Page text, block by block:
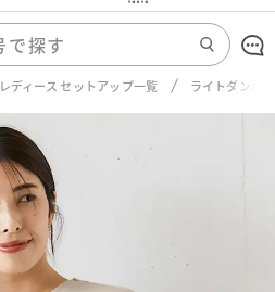
レディース セットアップ一覧 ライトダンボ